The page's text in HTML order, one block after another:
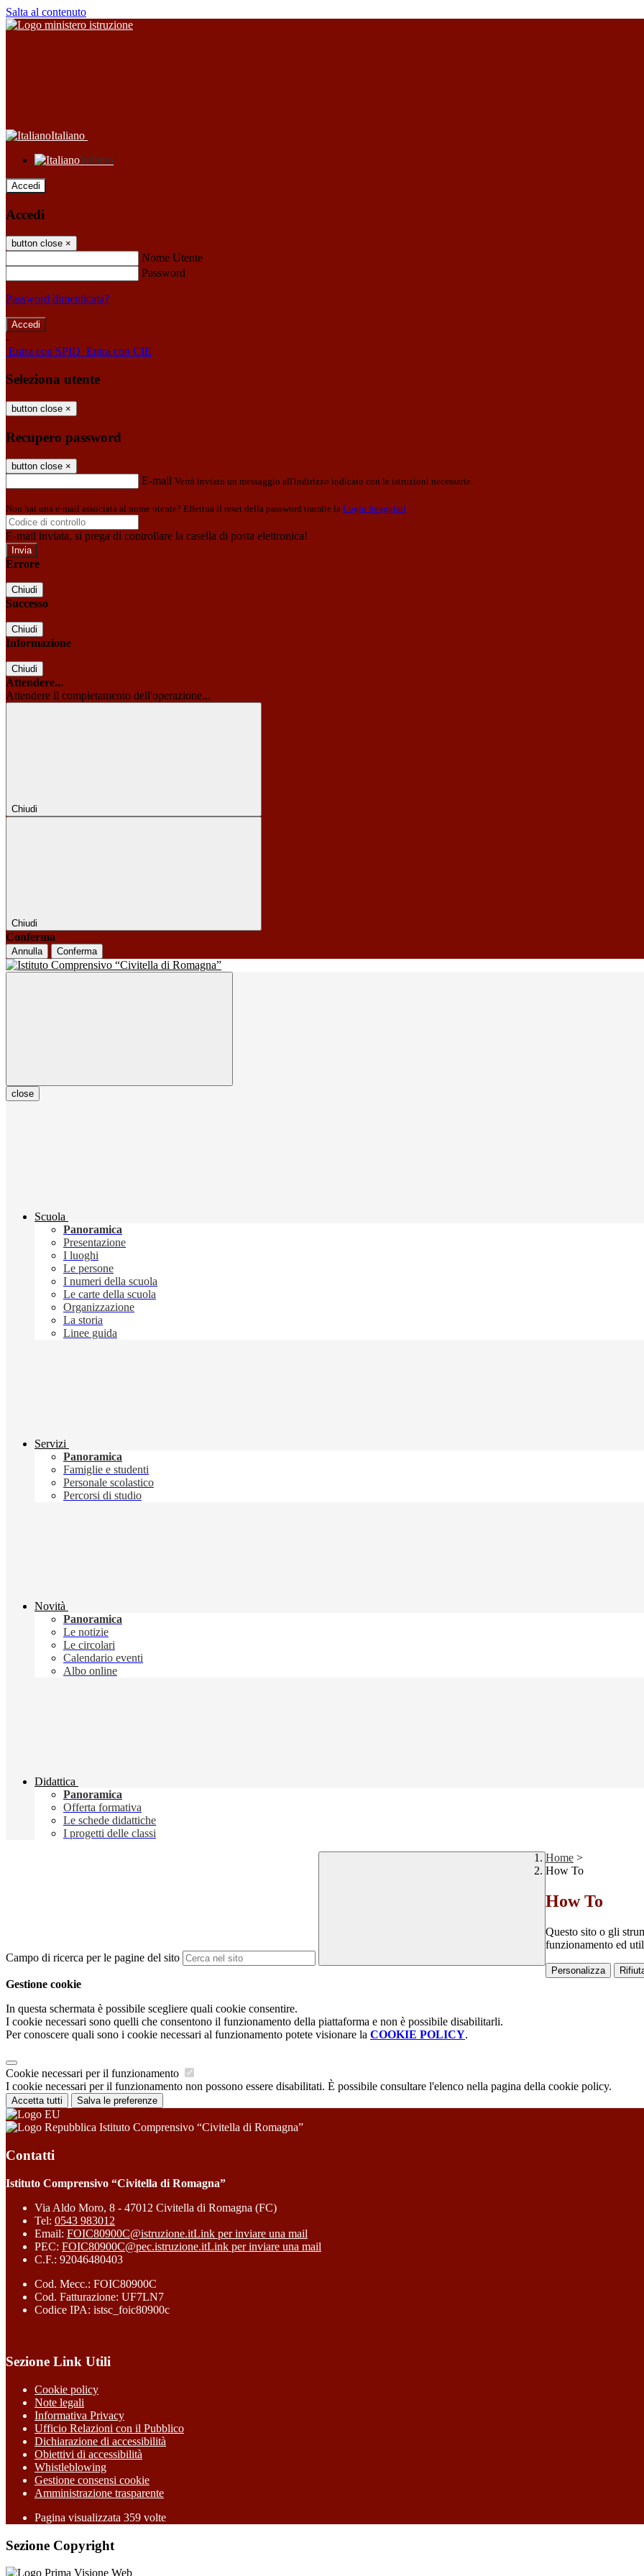
Salta al contenuto
Italiano
Italiano
Accedi
Accedi
button close ×
Nome Utente
Password
Password dimenticata?
-
Entra con SPID Entra con CIE
Seleziona utente
button close ×
Recupero password
button close ×
E-mail Verrà inviato un messaggio all'indirizzo indicato con le istruzioni necessarie.
Non hai una e-mail associata al nome utente? Effettua il reset della password tramite la Login Spaggiari
E-mail inviata, si prega di controllare la casella di posta elettronica!
Errore
Chiudi
Successo
Chiudi
Informazione
Chiudi
Attendere...
Attendere il completamento dell'operazione...
Chiudi
Chiudi
Conferma
Annulla Conferma
close
Scuola
Panoramica
Presentazione
I luoghi
Le persone
I numeri della scuola
Le carte della scuola
Organizzazione
La storia
Linee guida
Servizi
Panoramica
Famiglie e studenti
Personale scolastico
Percorsi di studio
Novità
Panoramica
Le notizie
Le circolari
Calendario eventi
Albo online
Didattica
Panoramica
Offerta formativa
Le schede didattiche
I progetti delle classi
Campo di ricerca per le pagine del sito
Home >
How To
How To
Questo sito o gli
funzionamento ed
Personalizza
Gestione cookie
In questa schermata è possibile scegliere quali cookie consentire.
I cookie necessari sono quelli che consentono il funzionamento della piattaforma e non è possibile disabilitarli.
Per conoscere quali sono i cookie necessari al funzionamento potete visionare la COOKIE POLICY.
Cookie necessari per il funzionamento
I cookie necessari per il funzionamento non possono essere disabilitati. È possibile consultare l'elenco nella pagina della cookie policy.
Accetta tutti Salva le preferenze
Istituto Comprensivo “Civitella di Romagna”
Contatti
Istituto Comprensivo “Civitella di Romagna”
Via Aldo Moro, 8 - 47012 Civitella di Romagna (FC)
Tel: 0543 983012
Email: FOIC80900C@istruzione.itLink per inviare una mail
PEC: FOIC80900C@pec.istruzione.itLink per inviare una mail
C.F.: 92046480403
Cod. Mecc.: FOIC80900C
Cod. Fatturazione: UF7LN7
Codice IPA: istsc_foic80900c
Sezione Link Utili
Cookie policy
Note legali
Informativa Privacy
Ufficio Relazioni con il Pubblico
Dichiarazione di accessibilità
Obiettivi di accessibilità
Whistleblowing
Gestione consensi cookie
Amministrazione trasparente
Pagina visualizzata 359 volte
Sezione Copyright